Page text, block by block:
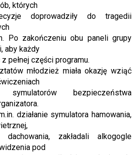
których
doprowadziły do tragedii
Po zakończeniu obu paneli grupy
aby każdy
pełnej części programu.
młodzież miała okazję wziąć
bezpieczeństwa
działanie symulatora hamowania,
dachowania, zakładali alkogogle
pod